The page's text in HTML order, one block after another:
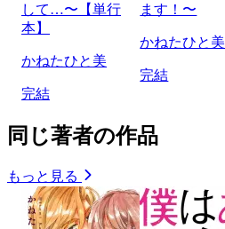
して…〜【単行
本】
かねたひと美
完結
ます！〜
かねたひと美
完結
同じ著者の作品
もっと見る